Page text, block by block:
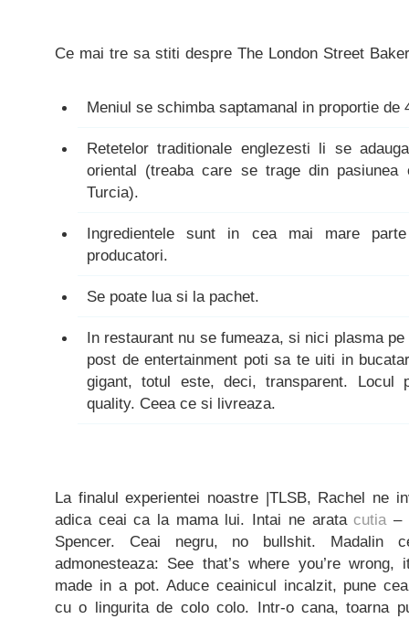
Ce mai tre sa stiti despre The London Street
Meniul se schimba saptamanal in proportie de
Retetelor traditionale englezesti li se
oriental (treaba care se trage din pasiunea
Turcia).
Ingredientele sunt in cea mai mare
producatori.
Se poate lua si la pachet.
In restaurant nu se fumeaza, si nici plasma
post de entertainment poti sa te uiti in
gigant, totul este, deci, transparent. Locul
quality. Ceea ce si livreaza.
La finalul experientei noastre |TLSB, Rachel ne
adica ceai ca la mama lui. Intai ne aratacutia–
Spencer. Ceai negru, no bullshit. Madalin
admonesteaza: See that’s where you’re
made in a pot. Aduce ceainicul incalzit, pune
cu o lingurita de colo colo. Intr-o cana, toarna